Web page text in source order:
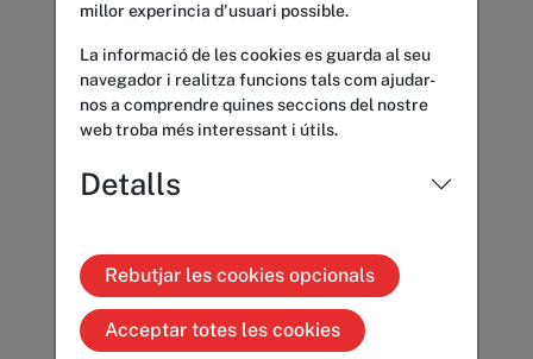
millor experincia d'usuari possible.
La informació de les cookies es guarda al seu
navegador i realitza funcions tals com ajudar-
nos a comprendre quines seccions del nostre
web troba més interessant i útils.
Detalls
Rebutjar les cookies opcionals
Acceptar totes les cookies